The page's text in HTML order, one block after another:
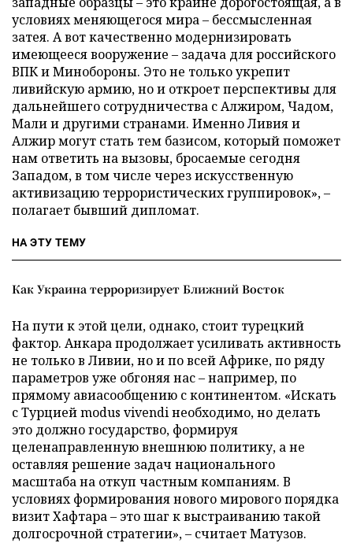
условиях меняющегося мира – бессмысленная
затея. А вот качественно модернизировать
имеющееся вооружение – задача для российского
ВПК и Минобороны. Это не только укрепит
ливийскую армию, но и откроет перспективы для
дальнейшего сотрудничества с Алжиром, Чадом,
Мали и другими странами. Именно Ливия и
Алжир могут стать тем базисом, который поможет
нам ответить на вызовы, бросаемые сегодня
Западом, в том числе через искусственную
активизацию террористических группировок», –
полагает бывший дипломат.
НА ЭТУ ТЕМУ
Как Украина терроризирует Ближний Восток
На пути к этой цели, однако, стоит турецкий
фактор. Анкара продолжает усиливать активность
не только в Ливии, но и по всей Африке, по ряду
параметров уже обгоняя нас – например, по
прямому авиасообщению с континентом. «Искать
с Турцией modus vivendi необходимо, но делать
это должно государство, формируя
целенаправленную внешнюю политику, а не
оставляя решение задач национального
масштаба на откуп частным компаниям. В
условиях формирования нового мирового порядка
визит Хафтара – это шаг к выстраиванию такой
долгосрочной стратегии», – считает Матузов.